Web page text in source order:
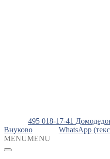
495 018-17-41
Внуково
WhatsApp
MENUMENU